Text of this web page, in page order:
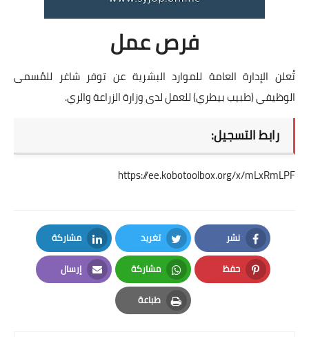
فرص عمل
تُعلن الإدارة العامة للموارد البشرية عن توفر شاغر للمُسمى
الوظيفي (طبيب بيطري) للعمل لدى وزارة الزراعة والري.
رابط التسجيل:
https://ee.kobotoolbox.org/x/mLxRmLPF
نشر
Facebook
تغريد
Twitter
مشاركة
LinkedIn
حفظ
Pinterest
مشاركة
Whatsapp
إرسال
Email
طباعة
Print